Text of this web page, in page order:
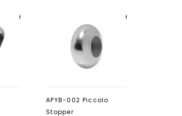
APYB-002 Piccolo
Stopper